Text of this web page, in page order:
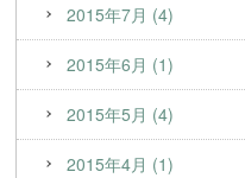
2015年7月 (4)
2015年6月 (1)
2015年5月 (4)
2015年4月 (1)